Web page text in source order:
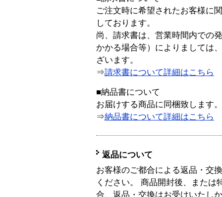
ご注文時に希望されたお客様に
しております。
尚、請求書は、営業時間内での
かかる場合等）によりましては
ざいます。
⇒請求書について詳細はこちら
■納品書について
お届けする商品に同梱致します。
⇒納品書について詳細はこちら
返品について
お客様のご都合による返品・交
ください。 商品開封後、または
合、返品・交換はお受けいたし